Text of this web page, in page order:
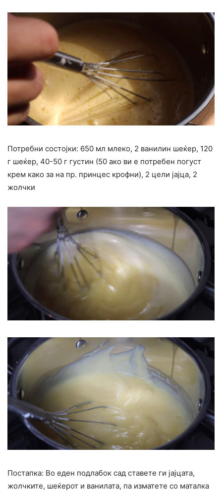
Потребни состојки: 650 мл млеко, 2 ванилин шеќер, 120
г шеќер, 40-50 г густин (50 ако ви е потребен погуст
крем како за на пр. принцес крофни), 2 цели јајца, 2
жолчки
Постапка: Во еден подлабок сад ставете ги јајцата,
жолчките, шеќерот и ванилата, па изматете со маталка